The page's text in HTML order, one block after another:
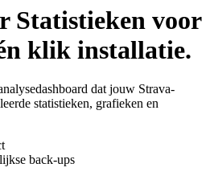
Statistieken voor
klik installatie.
dat jouw Strava-
statistieken, grafieken en
back-ups